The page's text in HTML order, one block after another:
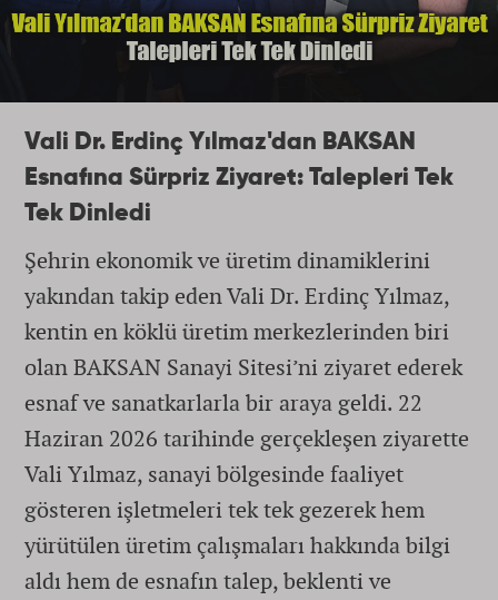
Vali Dr. Erdinç Yılmaz'dan BAKSAN
Esnafına Sürpriz Ziyaret: Talepleri Tek
Tek Dinledi
Şehrin ekonomik ve üretim dinamiklerini
yakından takip eden Vali Dr. Erdinç Yılmaz,
kentin en köklü üretim merkezlerinden biri
olan BAKSAN Sanayi Sitesi’ni ziyaret ederek
esnaf ve sanatkarlarla bir araya geldi. 22
Haziran 2026 tarihinde gerçekleşen ziyarette
Vali Yılmaz, sanayi bölgesinde faaliyet
gösteren işletmeleri tek tek gezerek hem
yürütülen üretim çalışmaları hakkında bilgi
aldı hem de esnafın talep, beklenti ve